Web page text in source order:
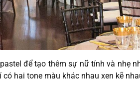
để tạo thêm sự nữ tính và nhẹ
hai tone màu khác nhau xen kẽ